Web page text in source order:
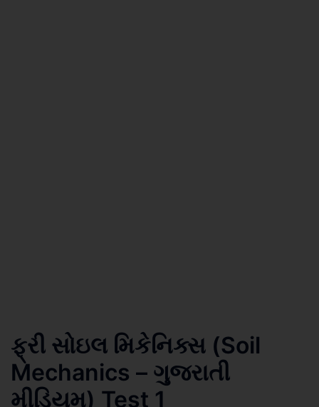
ફ્રી સોઇલ મિકેનિક્સ (Soil
Mechanics – ગુજરાતી
મીડિયમ) Test 1